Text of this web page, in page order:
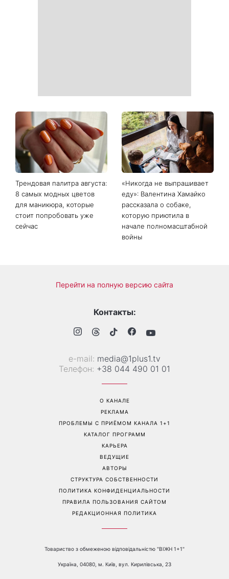
На фронте погиб Алексей
Юков - поисковик, который
на протяжении многих лет
возвращал тела погибших
воинов
«Она точно беременна»:
новые кадры Зендеи с
Томом Холландом вызвали
шквал догадок
для маникюра, которые
стоит попробовать уже
рассказала о собаке,
которую приютила в
начале полномасштабной
войны